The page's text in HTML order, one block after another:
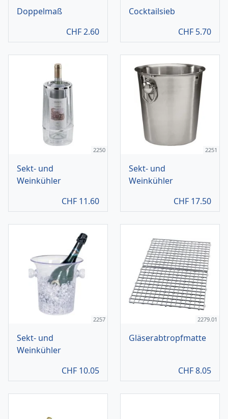
Doppelmaß
CHF2.60
Cocktailsieb
CHF 5.70
2250
Sekt- und
Weinkühler
CHF 11.60
2251
Sekt- und
Weinkühler
CHF 17.50
2257
Sekt- und
Weinkühler
CHF 10.05
2279.01
Gläserabtropfmatte
CHF8.05